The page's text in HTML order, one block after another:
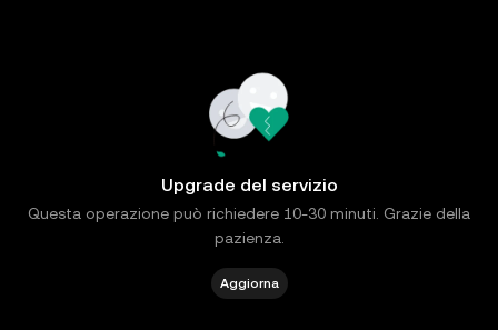
Upgrade del servizio
Questa operazione può richiedere 10-30 minuti. Grazie della
pazienza.
Aggiorna